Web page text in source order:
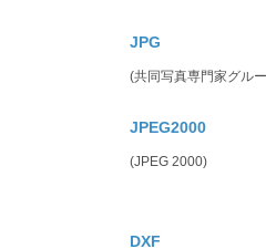
JPG
(共同写真専門家グル
JPEG2000
(JPEG 2000)
DXF